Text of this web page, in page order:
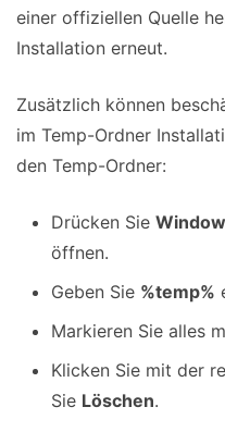
einer offiziellen Quelle
Installation erneut.
Zusätzlich können
im Temp-Ordner
den Temp-Ordner:
Drücken Sie
öffnen.
Geben Sie %temp%
Markieren Sie alles
Klicken Sie mit der
Sie Löschen.